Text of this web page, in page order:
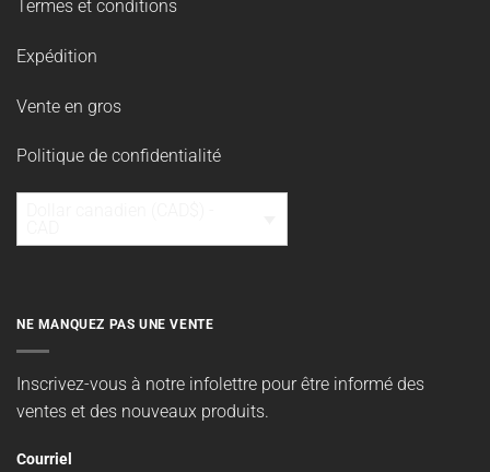
Termes et conditions
Expédition
Vente en gros
Politique de confidentialité
NE MANQUEZ PAS UNE VENTE
Inscrivez-vous à notre infolettre pour être informé des
ventes et des nouveaux produits.
Courriel